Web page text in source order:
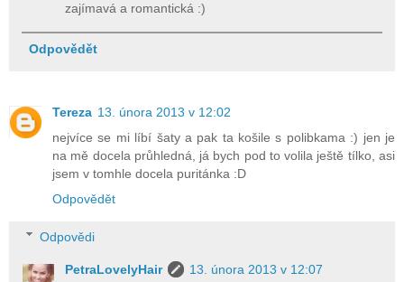
zajímavá a romantická :)
Odpovědět
Tereza 13. února 2013 v 12:02
nejvíce se mi líbí šaty a pak ta košile s polibkama :) jen je
na mě docela průhledná, já bych pod to volila ještě tílko, asi
jsem v tomhle docela puritánka :D
Odpovědět
Odpovědi
PetraLovelyHair
13. února 2013 v 12:07